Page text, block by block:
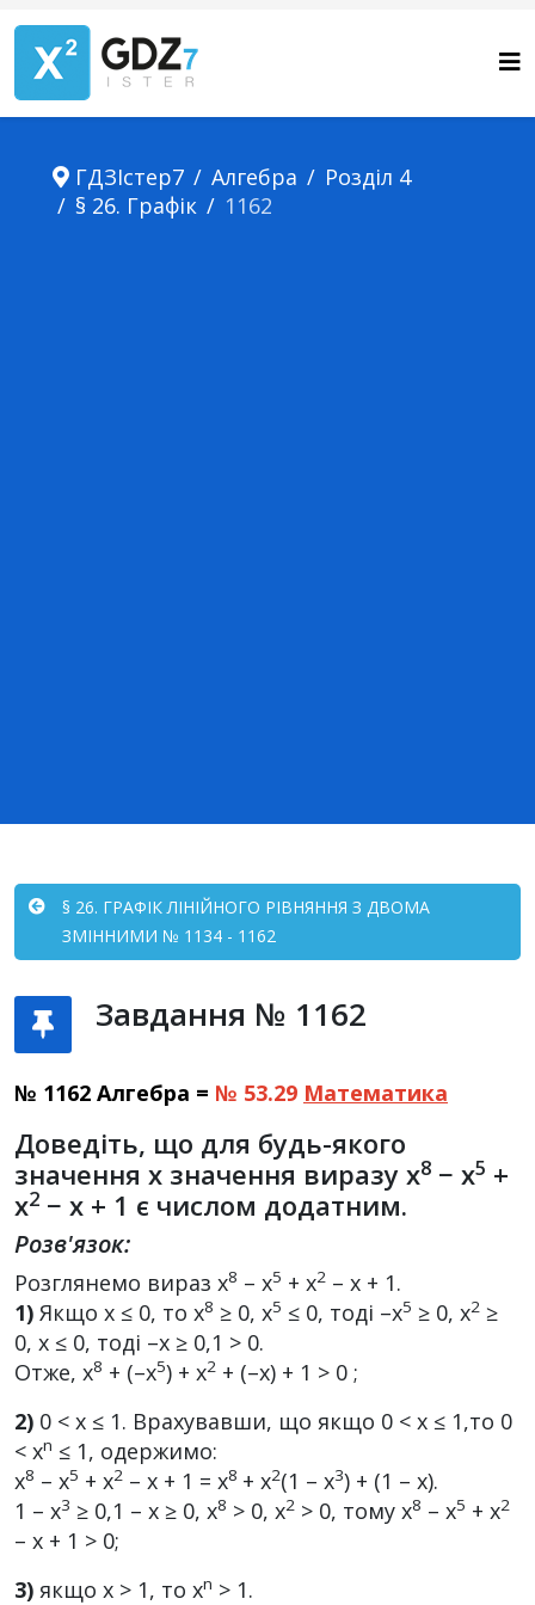
ГДЗІстер7 Алгебра
Розділ 4
§ 26. Графік
1162
§ 26. ГРАФІК ЛІНІЙНОГО РІВНЯННЯ З ДВОМА
ЗМІННИМИ № 1134 - 1162
Завдання № 1162
№ 1162 Алгебра = № 53.29 Математика
Доведіть, що для будь-якого
значення x значення виразу x8 − x5 +
x2 − x + 1 є числом додатним.
Розв'язок:
Розглянемо вираз x8 – x5 + x2 – x + 1.
1) Якщо х ≤ 0, то х8 ≥ 0, x5 ≤ 0, тоді –x5 ≥ 0, x2 ≥
0, x ≤ 0, тоді –x ≥ 0,1 > 0.
Отже, x8 + (–x5) + x2 + (–x) + 1 > 0 ;
2) 0 < x ≤ 1. Врахувавши, що якщо 0 < x ≤ 1,то 0
< xn ≤ 1, одержимо:
х8 – x5 + х2 – x + 1 = х8 + x2(1 – х3) + (1 – x).
1 – x3 ≥ 0,1 – x ≥ 0, x8 > 0, x2 > 0, тому х8 – х5 + х2
– х + 1 > 0;
3) якщо x > 1, то xn > 1.